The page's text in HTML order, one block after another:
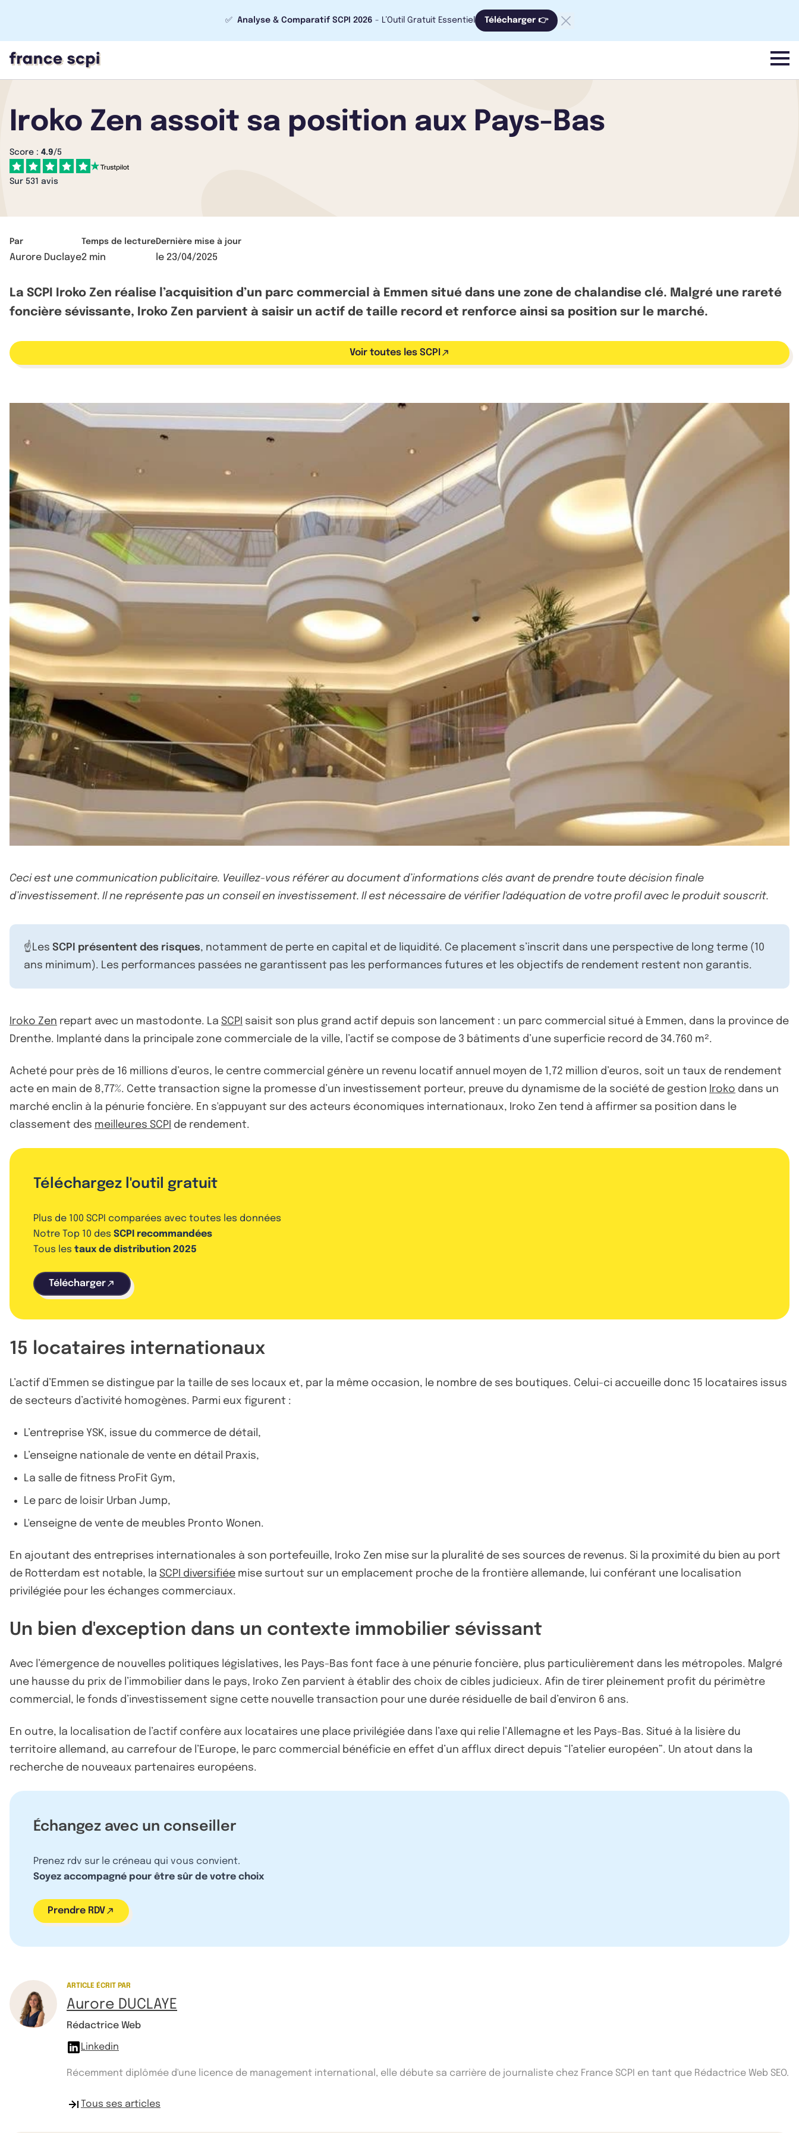
✅ Analyse & Comparatif SCPI 2026 - L’Outil Gratuit Essentiel Télécharger 👉
menu
Iroko Zen assoit sa position aux Pays-Bas
Score : 4.9/5
Sur 531 avis
Par
Aurore Duclaye
Temps de lecture
2 min
Dernière mise à jour
le 23/04/2025
La SCPI Iroko Zen réalise l’acquisition d’un parc commercial à Emmen situé dans une zone de chalandise clé. Malgré une rareté
foncière sévissante, Iroko Zen parvient à saisir un actif de taille record et renforce ainsi sa position sur le marché.
Voir toutes les SCPI
Ceci est une communication publicitaire. Veuillez-vous référer au document d’informations clés avant de prendre toute décision finale
d’investissement. Il ne représente pas un conseil en investissement. Il est nécessaire de vérifier l'adéquation de votre profil avec le produit souscrit.
☝️Les SCPI présentent des risques, notamment de perte en capital et de liquidité. Ce placement s’inscrit dans une perspective de long terme (10
ans minimum). Les performances passées ne garantissent pas les performances futures et les objectifs de rendement restent non garantis.
Iroko Zen repart avec un mastodonte. La SCPI saisit son plus grand actif depuis son lancement : un parc commercial situé à Emmen, dans la province de
Drenthe. Implanté dans la principale zone commerciale de la ville, l’actif se compose de 3 bâtiments d’une superficie record de 34.760 m².
Acheté pour près de 16 millions d’euros, le centre commercial génère un revenu locatif annuel moyen de 1,72 million d’euros, soit un taux de rendement
acte en main de 8,77%. Cette transaction signe la promesse d’un investissement porteur, preuve du dynamisme de la société de gestion Iroko dans un
marché enclin à la pénurie foncière. En s'appuyant sur des acteurs économiques internationaux, Iroko Zen tend à affirmer sa position dans le
classement des meilleures SCPI de rendement.
Téléchargez l'outil gratuit
Plus de 100 SCPI comparées avec toutes les données
Notre Top 10 des SCPI recommandées
Tous les taux de distribution 2025
Télécharger
15 locataires internationaux
L’actif d’Emmen se distingue par la taille de ses locaux et, par la même occasion, le nombre de ses boutiques. Celui-ci accueille donc 15 locataires issus
de secteurs d’activité homogènes. Parmi eux figurent :
L’entreprise YSK, issue du commerce de détail,
L’enseigne nationale de vente en détail Praxis,
La salle de fitness ProFit Gym,
Le parc de loisir Urban Jump,
L'enseigne de vente de meubles Pronto Wonen.
En ajoutant des entreprises internationales à son portefeuille, Iroko Zen mise sur la pluralité de ses sources de revenus. Si la proximité du bien au port
de Rotterdam est notable, la SCPI diversifiée mise surtout sur un emplacement proche de la frontière allemande, lui conférant une localisation
privilégiée pour les échanges commerciaux.
Un bien d'exception dans un contexte immobilier sévissant
Avec l’émergence de nouvelles politiques législatives, les Pays-Bas font face à une pénurie foncière, plus particulièrement dans les métropoles. Malgré
une hausse du prix de l’immobilier dans le pays, Iroko Zen parvient à établir des choix de cibles judicieux. Afin de tirer pleinement profit du périmètre
commercial, le fonds d’investissement signe cette nouvelle transaction pour une durée résiduelle de bail d’environ 6 ans.
En outre, la localisation de l’actif confère aux locataires une place privilégiée dans l’axe qui relie l’Allemagne et les Pays-Bas. Situé à la lisière du
territoire allemand, au carrefour de l’Europe, le parc commercial bénéficie en effet d’un afflux direct depuis “l’atelier européen”. Un atout dans la
recherche de nouveaux partenaires européens.
Échangez avec un conseiller
Prenez rdv sur le créneau qui vous convient.
Soyez accompagné pour être sûr de votre choix
Prendre RDV
ARTICLE ÉCRIT PAR
Aurore DUCLAYE
Rédactrice Web
Linkedin
Récemment diplômée d'une licence de management international, elle débute sa carrière de journaliste chez France SCPI en tant que Rédactrice Web SEO.
Tous ses articles